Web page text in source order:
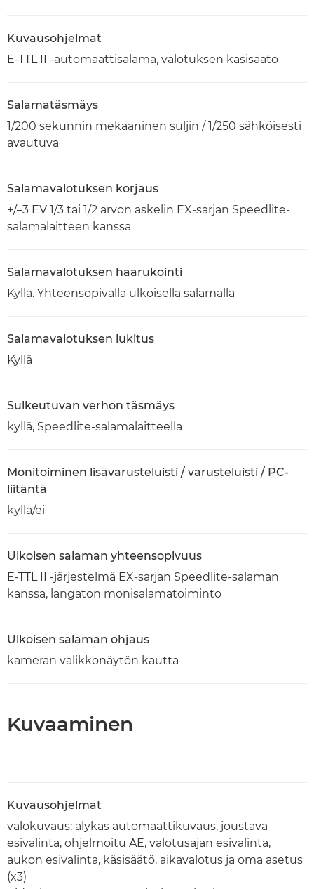
Kuvausohjelmat
E-TTL II -automaattisalama, valotuksen käsisäätö
Salamatäsmäys
1/200 sekunnin mekaaninen suljin / 1/250 sähköisesti
avautuva
Salamavalotuksen korjaus
+/–3 EV 1/3 tai 1/2 arvon askelin EX-sarjan Speedlite-
salamalaitteen kanssa
Salamavalotuksen haarukointi
Kyllä. Yhteensopivalla ulkoisella salamalla
Salamavalotuksen lukitus
Kyllä
Sulkeutuvan verhon täsmäys
kyllä, Speedlite-salamalaitteella
Monitoiminen lisävarusteluisti / varusteluisti / PC-
liitäntä
kyllä/ei
Ulkoisen salaman yhteensopivuus
E-TTL II -järjestelmä EX-sarjan Speedlite-salaman
kanssa, langaton monisalamatoiminto
Ulkoisen salaman ohjaus
kameran valikkonäytön kautta
Kuvaaminen
Kuvausohjelmat
valokuvaus: älykäs automaattikuvaus, joustava
esivalinta, ohjelmoitu AE, valotusajan esivalinta,
aukon esivalinta, käsisäätö, aikavalotus ja oma asetus
(x3)